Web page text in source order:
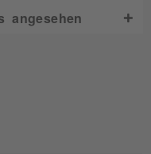
angesehen